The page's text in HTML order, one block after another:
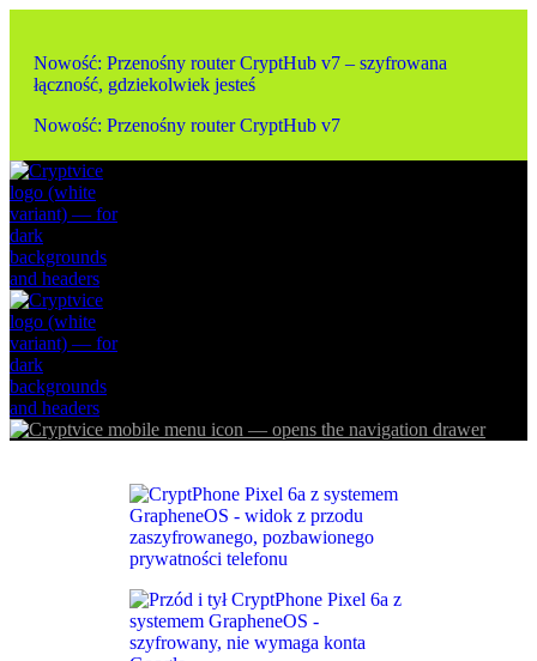
Nowość: Przenośny router CryptHub v7 – szyfrowana
łączność, gdziekolwiek jesteś
Nowość: Przenośny router CryptHub v7